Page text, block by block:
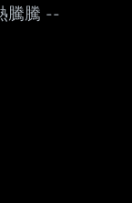
騰騰 --